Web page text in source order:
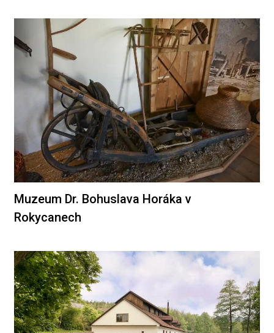
Muzeum Dr. Bohuslava Horáka v
Rokycanech